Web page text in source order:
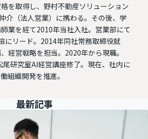
を取得し、野村不動産ソリューション
介（法人営業）に携わる。その後、学
業を経て2010年当社入社。営業部にて
にリード。2014年同社常務取締役就
経営戦略を担当。2020年から現職。
研究室AI経営講座修了。現在、社内に
組織開発を推進。
最新記事